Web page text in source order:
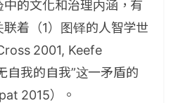
的文化和治理内涵，有
着（1）图铎的人智学世
2001, Keefe
自我的自我”这一矛盾的
2015）。